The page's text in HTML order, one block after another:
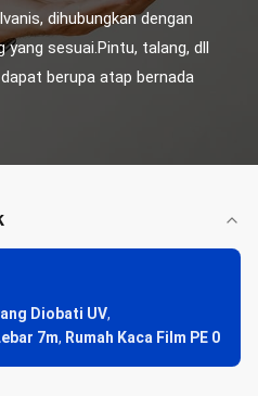
dihubungkan dengan
sesuai.Pintu, talang, dll
berupa atap bernada
Diobati UV,
7m, Rumah Kaca Film PE 0